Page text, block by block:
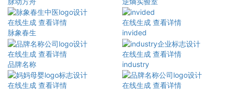
在线生成 查看详情
脉象春生
在线生成 查看详情
invided
在线生成 查看详情
品牌名称
在线生成 查看详情
industry
在线生成 查看详情
在线生成 查看详情